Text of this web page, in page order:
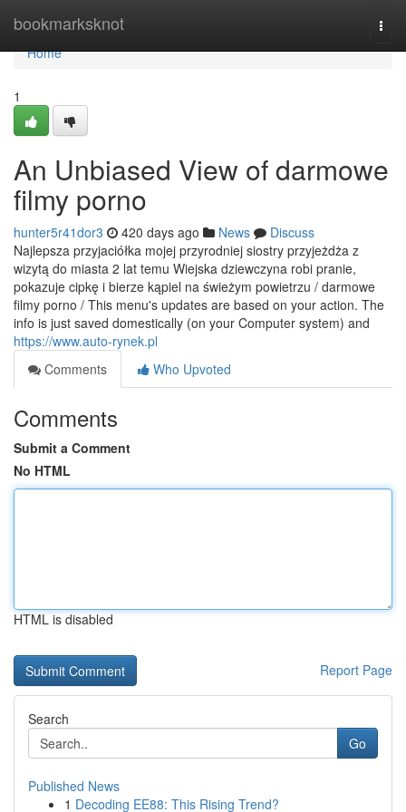
bookmarksknot
Home
Home
1
An Unbiased View of darmowe
filmy porno
hunter5r41dor3 420 days ago News
Discuss
Najlepsza przyjaciółka mojej przyrodniej siostry przyjeżdża z
wizytą do miasta 2 lat temu Wiejska dziewczyna robi pranie,
pokazuje cipkę i bierze kąpiel na świeżym powietrzu / darmowe
filmy porno / This menu's updates are based on your action. The
info is just saved domestically (on your Computer system) and
https://www.auto-rynek.pl
Comments
Who Upvoted
Comments
Submit a Comment
No HTML
HTML is disabled
Report Page
Search
Go
Published News
1 Decoding EE88: This Rising Trend?